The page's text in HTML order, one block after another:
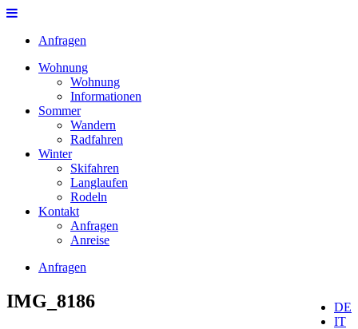
Anfragen
Wohnung
Wohnung
Informationen
Sommer
Wandern
Radfahren
Winter
Skifahren
Langlaufen
Rodeln
Kontakt
Anfragen
Anreise
Anfragen
DE
IT
IMG_8186